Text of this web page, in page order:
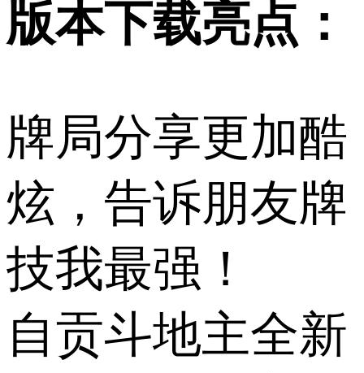
版本下载亮点：
牌局分享更加酷
炫，告诉朋友牌
技我最强！
自贡斗地主全新